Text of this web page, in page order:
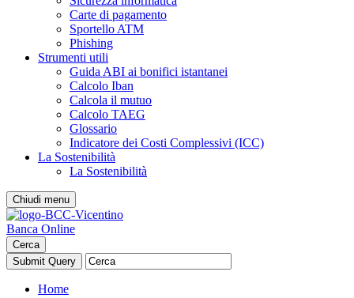
Carte di pagamento
Sportello ATM
Phishing
Strumenti utili
Guida ABI ai bonifici istantanei
Calcolo Iban
Calcola il mutuo
Calcolo TAEG
Glossario
Indicatore dei Costi Complessivi (ICC)
La Sostenibilità
La Sostenibilità
Chiudi menu
Banca Online
Cerca
Home